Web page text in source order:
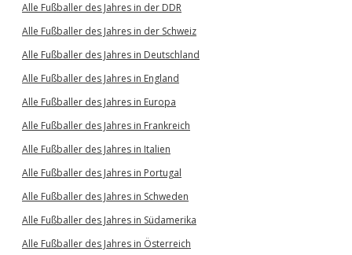
Alle Fußballer des Jahres in der DDR
Alle Fußballer des Jahres in der Schweiz
Alle Fußballer des Jahres in Deutschland
Alle Fußballer des Jahres in England
Alle Fußballer des Jahres in Europa
Alle Fußballer des Jahres in Frankreich
Alle Fußballer des Jahres in Italien
Alle Fußballer des Jahres in Portugal
Alle Fußballer des Jahres in Schweden
Alle Fußballer des Jahres in Südamerika
Alle Fußballer des Jahres in Österreich